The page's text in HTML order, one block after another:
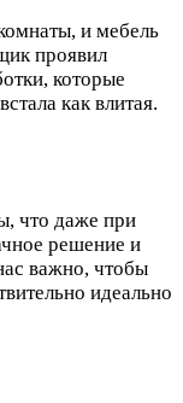
и мебель
проявил
которые
как влитая.
что даже при
решение и
важно, чтобы
идеально